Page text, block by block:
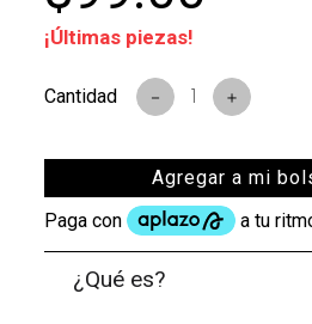
¡Últimas piezas!
＋
－
Agregar a mi
¿Qué es?